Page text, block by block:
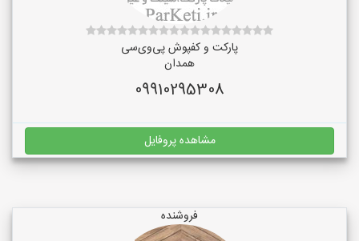
پارکت و کفپوش پی‌وی‌سی
همدان
09910295308
مشاهده پروفایل
فروشنده